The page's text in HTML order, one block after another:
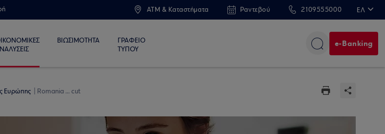
ATM & Καταστήματα Ραντεβού 2109555000 ΕΛ
ΒΙΩΣΙΜΟΤΗΤΑ
ΓΡΑΦΕΙΟ
ΤΥΠΟΥ
e-Banking
Ευρώπης Romania ... cut